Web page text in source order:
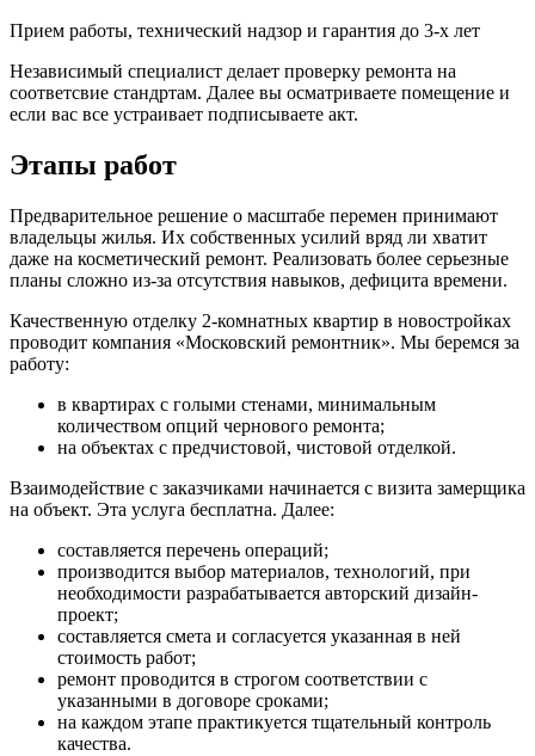
Прием работы, технический надзор и гарантия до 3-х лет
Независимый специалист делает проверку ремонта на
соответсвие стандртам. Далее вы осматриваете помещение и
если вас все устраивает подписываете акт.
Этапы работ
Предварительное решение о масштабе перемен принимают
владельцы жилья. Их собственных усилий вряд ли хватит
даже на косметический ремонт. Реализовать более серьезные
планы сложно из-за отсутствия навыков, дефицита времени.
Качественную отделку 2-комнатных квартир в новостройках
проводит компания «Московский ремонтник». Мы беремся за
работу:
в квартирах с голыми стенами, минимальным
количеством опций чернового ремонта;
на объектах с предчистовой, чистовой отделкой.
Взаимодействие с заказчиками начинается с визита замерщика
на объект. Эта услуга бесплатна. Далее:
составляется перечень операций;
производится выбор материалов, технологий, при
необходимости разрабатывается авторский дизайн-
проект;
составляется смета и согласуется указанная в ней
стоимость работ;
ремонт проводится в строгом соответствии с
указанными в договоре сроками;
на каждом этапе практикуется тщательный контроль
качества.